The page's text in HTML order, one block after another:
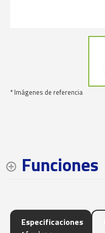
* Imágenes de referencia
Funciones
Especificaciones